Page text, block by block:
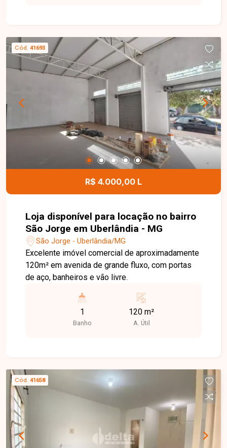
Cód. 41693
R$ 4.000,00 L
Loja disponível para locação no bairro
São Jorge em Uberlândia - MG
São Jorge - Uberlândia/MG
Excelente imóvel comercial de aproximadamente
120m² em avenida de grande fluxo, com portas
de aço, banheiros e vão livre.
1
Banho
120 m²
A. Útil
Cód. 41658